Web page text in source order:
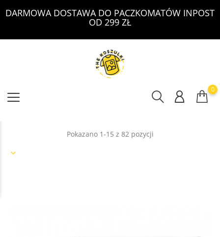
DARMOWA DOSTAWA DO PACZKOMATÓW INPOST
OD 299 ZŁ
0
Pokazano 1-15 z 82 pozycji